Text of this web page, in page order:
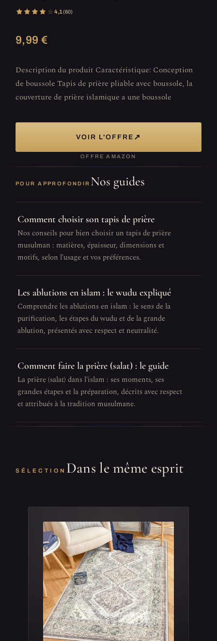
4,1(60)
9,99 €
Description du produit Caractéristique: Conception
de boussole Tapis de prière pliable avec boussole, la
couverture de prière islamique a une boussole
VOIR L'OFFRE ↗
OFFRE AMAZON
POUR APPROFONDIR Nos guides
Comment choisir son tapis de prière
Nos conseils pour bien choisir un tapis de prière
musulman : matières, épaisseur, dimensions et
motifs, selon l'usage et vos préférences.
Les ablutions en islam : le wudu expliqué
Comprendre les ablutions en islam : le sens de la
purification, les étapes du wudu et de la grande
ablution, présentés avec respect et neutralité.
Comment faire la prière (salat) : le guide
La prière (salat) dans l'islam : ses moments, ses
grandes étapes et la préparation, décrits avec respect
et attribués à la tradition musulmane.
SÉLECTION Dans le même esprit